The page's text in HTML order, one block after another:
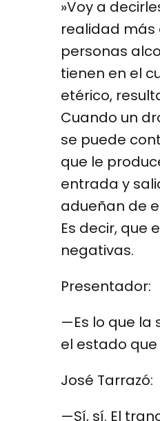
»Voy a
realidad más
personas
tienen en el
etérico,
Cuando un
se puede
que le
entrada y
adueñan de
Es decir,
negativas.
Presentador:
—Es lo que la
el estado
José Tarrazó:
—Sí, sí. El